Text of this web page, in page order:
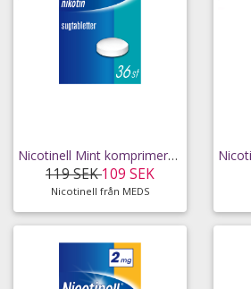
Nicotinell Mint komprimerad sugtablett 1 mg 36 st
119 SEK109 SEK
Nicotinell från MEDS